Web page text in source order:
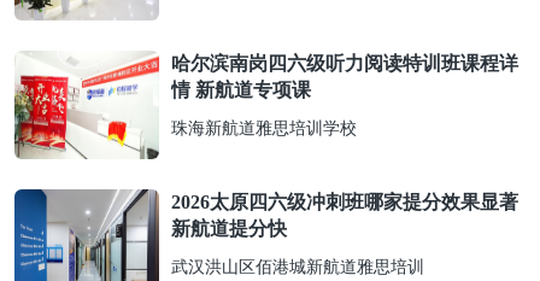
哈尔滨南岗四六级听力阅读特训班课程详
情 新航道专项课
珠海新航道雅思培训学校
2026太原四六级冲刺班哪家提分效果显著
新航道提分快
武汉洪山区佰港城新航道雅思培训